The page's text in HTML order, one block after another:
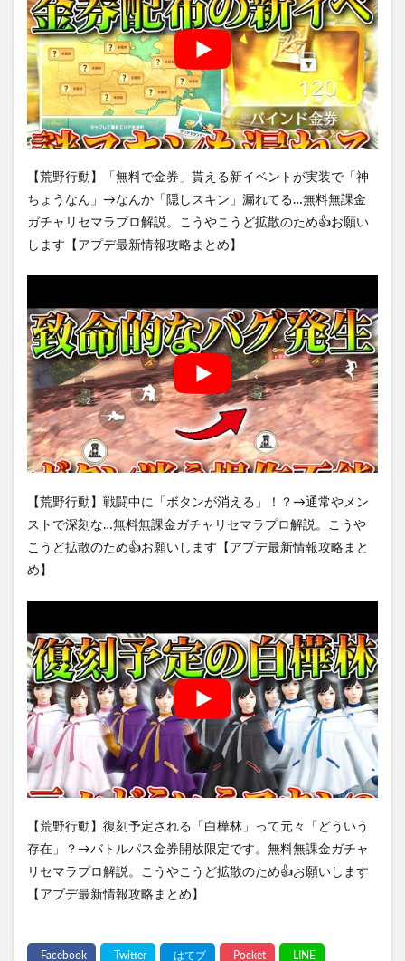
【荒野行動】「無料で金券」貰える新イベントが実装で「神
ちょうなん」→なんか「隠しスキン」漏れてる…無料無課金
ガチャリセマラプロ解説。こうやこうど拡散のため👍お願い
します【アプデ最新情報攻略まとめ】
【荒野行動】戦闘中に「ボタンが消える」！？→通常やメン
ストで深刻な…無料無課金ガチャリセマラプロ解説。こうや
こうど拡散のため👍お願いします【アプデ最新情報攻略まと
め】
【荒野行動】復刻予定される「白樺林」って元々「どういう
存在」？→バトルパス金券開放限定です。無料無課金ガチャ
リセマラプロ解説。こうやこうど拡散のため👍お願いします
【アプデ最新情報攻略まとめ】